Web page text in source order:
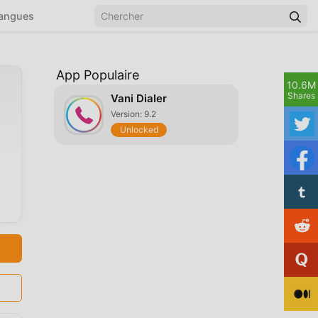
App Populaire
Vani Dialer
Version: 9.2
Unlocked
10.6M
Shares